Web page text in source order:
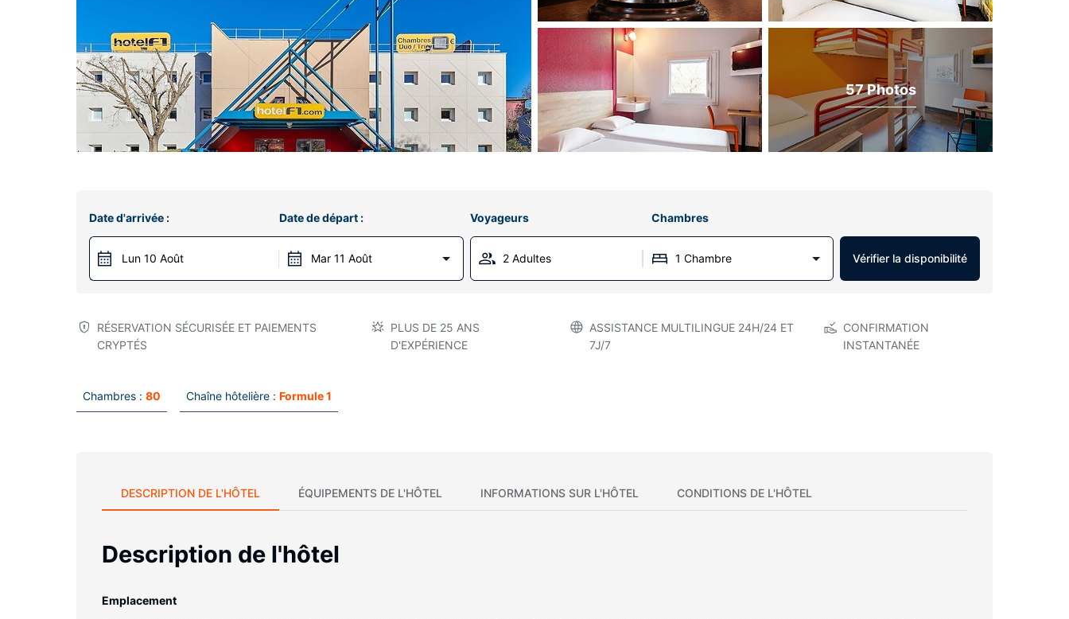
57 Photos
Date d'arrivée :
Lun 10 Août
Date de départ :
Mar 11 Août
Voyageurs Chambres
2 Adultes 1 Chambre Vérifier la disponibilité
RÉSERVATION SÉCURISÉE ET PAIEMENTS
CRYPTÉS
PLUS DE 25 ANS
D'EXPÉRIENCE
ASSISTANCE MULTILINGUE 24H/24 ET
7J/7
CONFIRMATION
INSTANTANÉE
Chambres : 80 Chaîne hôtelière : Formule 1
DESCRIPTION DE L'HÔTEL ÉQUIPEMENTS DE L'HÔTEL INFORMATIONS SUR L'HÔTEL CONDITIONS DE L'HÔTEL
Description de l'hôtel
Emplacement